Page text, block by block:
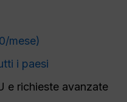
mese)
i paesi
e richieste avanzate